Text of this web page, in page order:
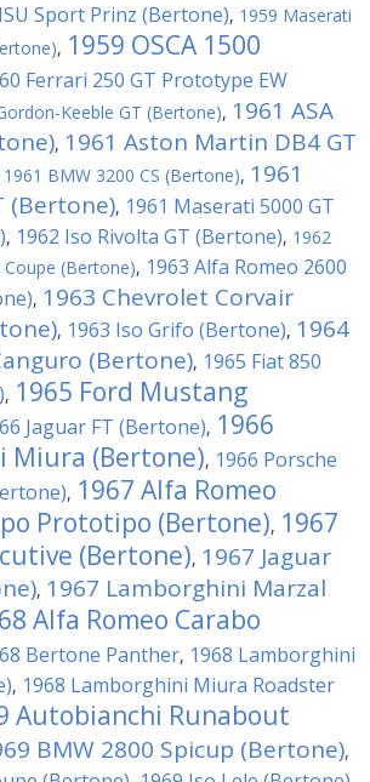
Sport Prinz (Bertone), 1959 Maserati
, 1959 OSCA 1500
Ferrari 250 GT Prototype EW
Keeble GT (Bertone), 1961 ASA
, 1961 Aston Martin DB4 GT
1961 BMW 3200 CS (Bertone), 1961
(Bertone), 1961 Maserati 5000 GT
, 1962 Iso Rivolta GT (Bertone), 1962
(Bertone), 1963 Alfa Romeo 2600
, 1963 Chevrolet Corvair
, 1963 Iso Grifo (Bertone), 1964
(Bertone), 1965 Fiat 850
, 1965 Ford Mustang
Jaguar FT (Bertone), 1966
Miura (Bertone), 1966 Porsche
, 1967 Alfa Romeo
Prototipo (Bertone), 1967
(Bertone), 1967 Jaguar
, 1967 Lamborghini Marzal
Alfa Romeo Carabo
Bertone Panther, 1968 Lamborghini
, 1968 Lamborghini Miura Roadster
Autobianchi Runabout
BMW 2800 Spicup (Bertone),